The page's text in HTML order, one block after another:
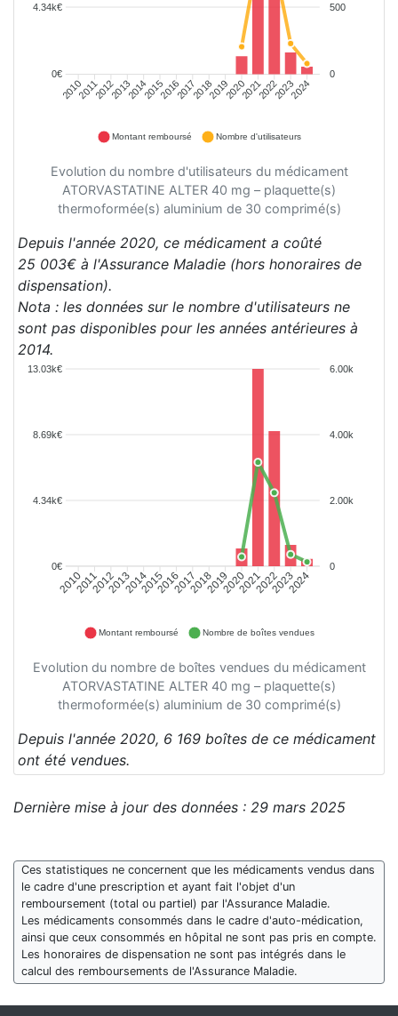
201020112012201320142015201620172018201920202021202220232024
500
0
4.34k€
0€
Montant remboursé Nombre d'utilisateurs
Evolution du nombre d'utilisateurs du médicament
ATORVASTATINE ALTER 40 mg – plaquette(s)
thermoformée(s) aluminium de 30 comprimé(s)
Depuis l'année 2020, ce médicament a coûté
25 003€ à l'Assurance Maladie (hors honoraires de
dispensation).
Nota : les données sur le nombre d'utilisateurs ne
sont pas disponibles pour les années antérieures à
2014.
201020112012201320142015201620172018201920202021202220232024
6.00k
4.00k
2.00k
0
13.03k€
8.69k€
4.34k€
0€
Montant remboursé Nombre de boîtes vendues
Evolution du nombre de boîtes vendues du médicament
ATORVASTATINE ALTER 40 mg – plaquette(s)
thermoformée(s) aluminium de 30 comprimé(s)
Depuis l'année 2020, 6 169 boîtes de ce médicament
ont été vendues.
Dernière mise à jour des données : 29 mars 2025
Ces statistiques ne concernent que les médicaments vendus dans
le cadre d'une prescription et ayant fait l'objet d'un
remboursement (total ou partiel) par l'Assurance Maladie.
Les médicaments consommés dans le cadre d'auto-médication,
ainsi que ceux consommés en hôpital ne sont pas pris en compte.
Les honoraires de dispensation ne sont pas intégrés dans le
calcul des remboursements de l'Assurance Maladie.